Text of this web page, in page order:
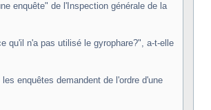
enquête" de l'Inspection générale de la
qu'il n'a pas utilisé le gyrophare?", a-t-elle
enquêtes demandent de l'ordre d'une